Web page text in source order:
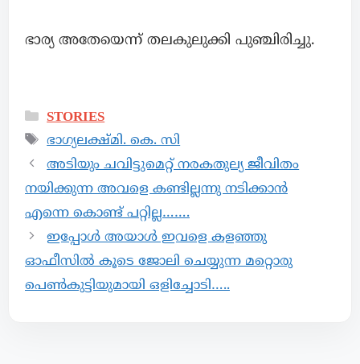
ഭാര്യ അതേയെന്ന് തലകുലുക്കി പുഞ്ചിരിച്ചു.
STORIES
ഭാഗ്യലക്ഷ്മി. കെ. സി
അടിയും ചവിട്ടുമെറ്റ് നരകതുല്യ ജീവിതം
നയിക്കുന്ന അവളെ കണ്ടില്ലന്നു നടിക്കാൻ
എന്നെ കൊണ്ട് പറ്റില്ല…….
ഇപ്പോൾ അയാൾ ഇവളെ കളഞ്ഞു
ഓഫീസിൽ കൂടെ ജോലി ചെയ്യുന്ന മറ്റൊരു
പെൺകുട്ടിയുമായി ഒളിച്ചോടി…..